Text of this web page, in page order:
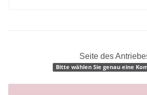
Seite des
Bitte wählen Sie genau eine